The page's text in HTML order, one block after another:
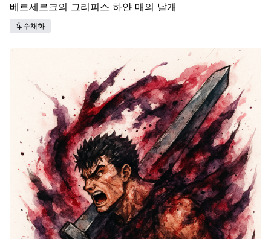
베르세르크의 그리피스 하얀 매의 날개
수채화